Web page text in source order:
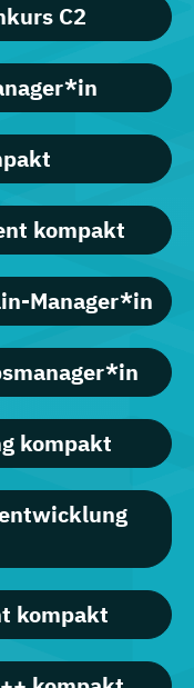
C2
kompakt
Manager*in
kompakt
kompakt